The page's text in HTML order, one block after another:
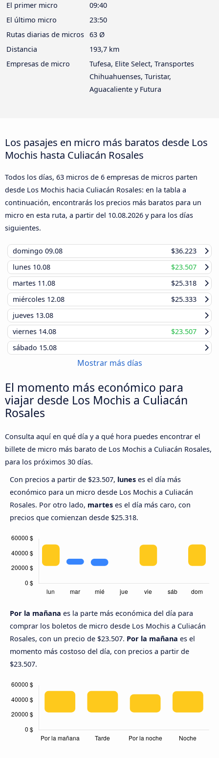
El primer micro
09:40
El último micro
23:50
Rutas diarias de micros 63 Ø
Distancia
193,7 km
Empresas de micro
Tufesa, Elite Select, Transportes
Chihuahuenses, Turistar,
Aguacaliente y Futura
Los pasajes en micro más baratos desde Los
Mochis hasta Culiacán Rosales
Todos los días, 63 micros de 6 empresas de micros parten
desde Los Mochis hacia Culiacán Rosales: en la tabla a
continuación, encontrarás los precios más baratos para un
micro en esta ruta, a partir del 10.08.2026 y para los días
siguientes.
domingo 09.08
$36.223
lunes 10.08
$23.507
martes 11.08
$25.318
miércoles 12.08
$25.333
jueves 13.08
viernes 14.08
$23.507
sábado 15.08
Mostrar más días
El momento más económico para
viajar desde Los Mochis a Culiacán
Rosales
Consulta aquí en qué día y a qué hora puedes encontrar el
billete de micro más barato de Los Mochis a Culiacán Rosales,
para los próximos 30 días.
Con precios a partir de $23.507, lunes es el día más
económico para un micro desde Los Mochis a Culiacán
Rosales. Por otro lado, martes es el día más caro, con
precios que comienzan desde $25.318.
Por la mañana es la parte más económica del día para
comprar los boletos de micro desde Los Mochis a Culiacán
Rosales, con un precio de $23.507. Por la mañana es el
momento más costoso del día, con precios a partir de
$23.507.